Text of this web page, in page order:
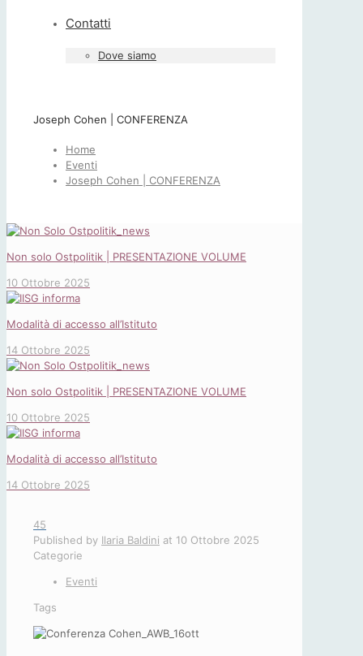
Contatti
Dove siamo
Joseph Cohen | CONFERENZA
Home
Eventi
Joseph Cohen | CONFERENZA
Non solo Ostpolitik | PRESENTAZIONE VOLUME
10 Ottobre 2025
Modalità di accesso all’Istituto
14 Ottobre 2025
Non solo Ostpolitik | PRESENTAZIONE VOLUME
10 Ottobre 2025
Modalità di accesso all’Istituto
14 Ottobre 2025
45
Published by Ilaria Baldini at 10 Ottobre 2025
Categorie
Eventi
Tags